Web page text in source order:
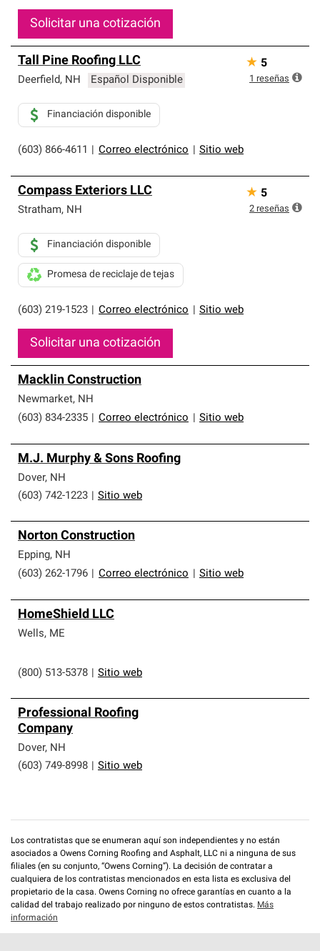
Solicitar una cotización
Tall Pine Roofing LLC
Deerfield, NH Español Disponible
(603) 866-4611 Correo electrónico Sitio web
Financiación disponible
★ 5
1 reseñas
Compass Exteriors LLC
Stratham, NH
(603) 219-1523 Correo electrónico Sitio web
Financiación disponible
Promesa de reciclaje de tejas
Solicitar una cotización
★ 5
2 reseñas
Macklin Construction
Newmarket, NH
(603) 834-2335
Correo electrónico Sitio web
M.J. Murphy & Sons Roofing
Dover, NH
(603) 742-1223
Sitio web
Norton Construction
Epping, NH
(603) 262-1796
Correo electrónico Sitio web
HomeShield LLC
Wells, ME
(800) 513-5378 Sitio web
Professional Roofing
Company
Dover, NH
(603) 749-8998
Sitio web
Los contratistas que se enumeran aquí son independientes y no están
asociados a Owens Corning Roofing and Asphalt, LLC ni a ninguna de sus
filiales (en su conjunto, “Owens Corning”). La decisión de contratar a
cualquiera de los contratistas mencionados en esta lista es exclusiva del
propietario de la casa. Owens Corning no ofrece garantías en cuanto a la
calidad del trabajo realizado por ninguno de estos contratistas. Más
información